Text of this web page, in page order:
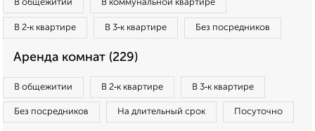
В общежитии В коммунальной квартире
В 2‑к квартире В 3‑к квартире Без посредников
Аренда комнат (229)
В общежитии В 2‑к квартире В 3‑к квартире
Без посредников На длительный срок Посуточно